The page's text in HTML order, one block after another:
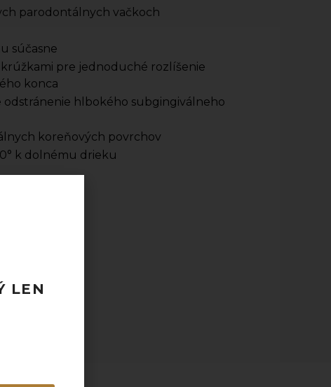
parodontálnych vačkoch
súčasne
pre jednoduché rozlíšenie
konca
odstránenie hlbokého subgingiválneho
koreňových povrchov
k dolnému drieku
120 EUR
LEN